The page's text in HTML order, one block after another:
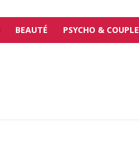
BEAUTÉ PSYCHO & COUPLE